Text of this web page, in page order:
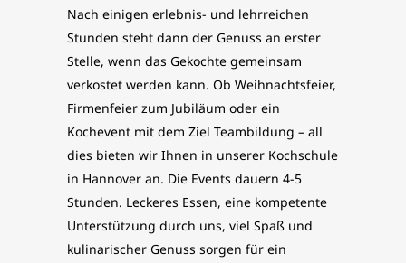
Nach einigen erlebnis- und lehrreichen
Stunden steht dann der Genuss an erster
Stelle, wenn das Gekochte gemeinsam
verkostet werden kann. Ob Weihnachtsfeier,
Firmenfeier zum Jubiläum oder ein
Kochevent mit dem Ziel Teambildung – all
dies bieten wir Ihnen in unserer Kochschule
in Hannover an. Die Events dauern 4-5
Stunden. Leckeres Essen, eine kompetente
Unterstützung durch uns, viel Spaß und
kulinarischer Genuss sorgen für ein